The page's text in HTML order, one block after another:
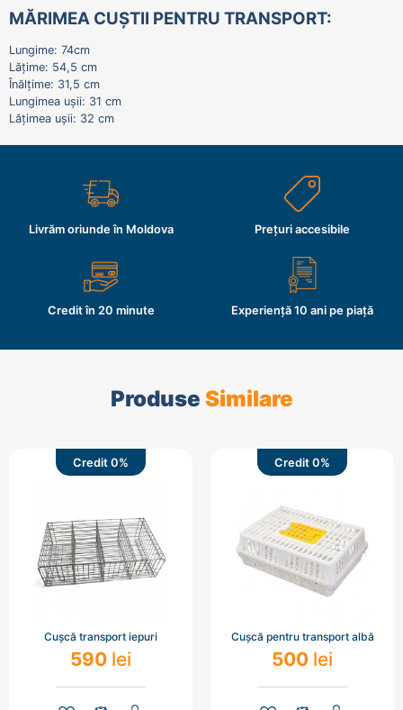
MĂRIMEA CUȘTII PENTRU TRANSPORT:
Lungime: 74cm
Lățime: 54,5 cm
Înălțime: 31,5 cm
Lungimea ușii: 31 cm
Lățimea ușii: 32 cm
Livrăm oriunde în Moldova Prețuri accesibile
Credit în 20 minute Experiență 10 ani pe piață
Produse Similare
Credit 0%
Cușcă transport iepuri
590 lei
Credit 0%
Cușcă pentru transport albă
500 lei